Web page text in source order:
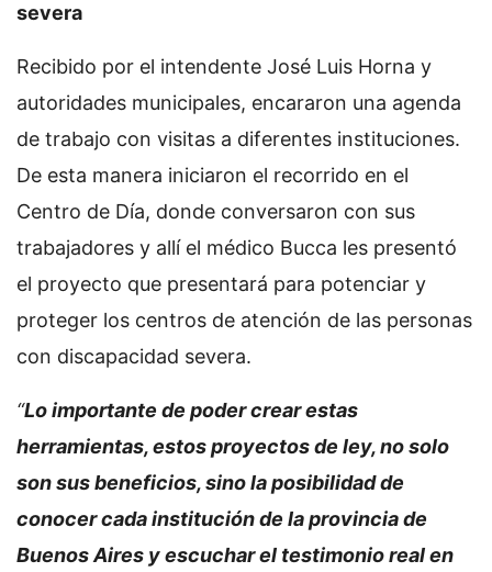
severa
Recibido por el intendente José Luis Horna y
autoridades municipales, encararon una agenda
de trabajo con visitas a diferentes instituciones.
De esta manera iniciaron el recorrido en el
Centro de Día, donde conversaron con sus
trabajadores y allí el médico Bucca les presentó
el proyecto que presentará para potenciar y
proteger los centros de atención de las personas
con discapacidad severa.
“Lo importante de poder crear estas
herramientas, estos proyectos de ley, no solo
son sus beneficios, sino la posibilidad de
conocer cada institución de la provincia de
Buenos Aires y escuchar el testimonio real en